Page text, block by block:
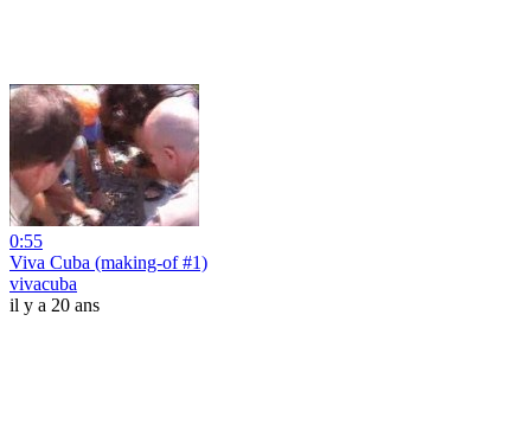
0:55
Viva Cuba (making-of #1)
vivacuba
il y a 20 ans